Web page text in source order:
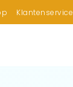
Klantenservice